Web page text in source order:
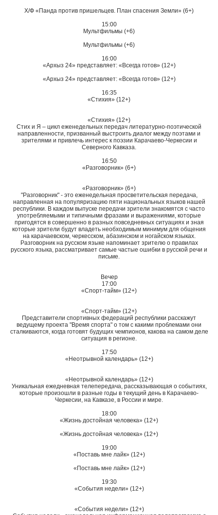
Х/Ф «Панда против пришельцев. План спасения Земли» (6+)
15:00
Мультфильмы (+6)
Мультфильмы (+6)
16:00
«Архыз 24» представляет: «Всегда готов» (12+)
«Архыз 24» представляет: «Всегда готов» (12+)
16:35
«Стихия» (12+)
«Стихия» (12+)
Стих и Я – цикл еженедельных передач литературно-поэтической
направленности, призванный выстроить диалог между поэтами и
зрителями и привлечь интерес к поэзии Карачаево-Черкесии и
Северного Кавказа.
16:50
«Разговорник» (6+)
«Разговорник» (6+)
"Разговорник" - это еженедельная просветительская передача,
направленная на популяризацию пяти национальных языков нашей
республики. В каждом выпуске передачи зрители знакомятся с часто
употребляемыми и типичными фразами и выражениями, которые
пригодятся в совершенно в разных повседневных ситуациях и зная
которые зрители будут владеть необходимым минимум для общения
на карачаевском, черкесском, абазинском и ногайском языках.
Разговорник на русском языке напоминает зрителю о правилах
русского языка, рассматривает самые частые ошибки в русской речи и
письме.
Вечер
17:00
«Спорт-тайм» (12+)
«Спорт-тайм» (12+)
Представители спортивных федераций республики расскажут
ведущему проекта "Время спорта" о том с какими проблемами они
сталкиваются, когда готовят будущих чемпионов, какова на самом деле
ситуация в регионе.
17:50
«Неотрывной календарь» (12+)
«Неотрывной календарь» (12+)
Уникальная ежедневная телепередача, рассказывающая о событиях,
которые произошли в разные годы в текущий день в Карачаево-
Черкесии, на Кавказе, в России и мире.
18:00
«Жизнь достойная человека» (12+)
«Жизнь достойная человека» (12+)
19:00
«Поставь мне лайк» (12+)
«Поставь мне лайк» (12+)
19:30
«События недели» (12+)
«События недели» (12+)